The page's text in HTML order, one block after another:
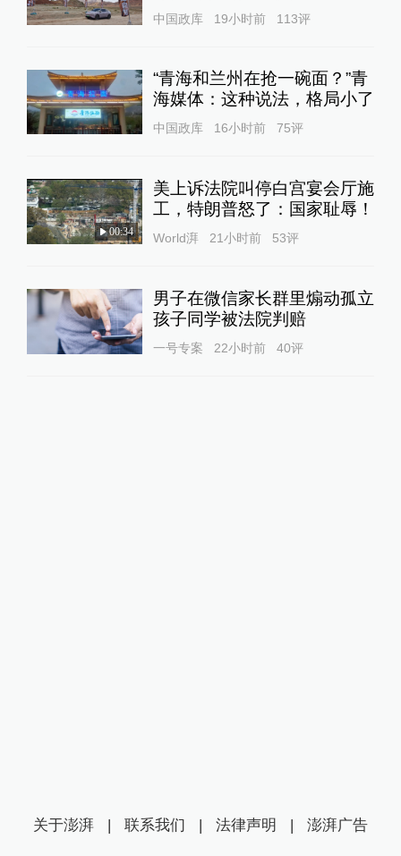
中国政库 19小时前 113评
“青海和兰州在抢一碗面？”青
海媒体：这种说法，格局小了
中国政库 16小时前 75评
00:34
美上诉法院叫停白宫宴会厅施
工，特朗普怒了：国家耻辱！
World湃 21小时前 53评
男子在微信家长群里煽动孤立
孩子同学被法院判赔
一号专案 22小时前 40评
关于澎湃 | 联系我们 | 法律声明 | 澎湃广告